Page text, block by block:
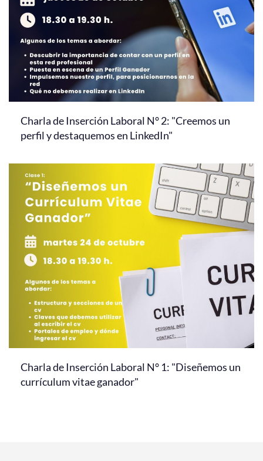
Charla de Inserción Laboral N° 2: "Creemos un
perfil y destaquemos en LinkedIn"
Charla de Inserción Laboral N° 1: "Diseñemos un
currículum vitae ganador"